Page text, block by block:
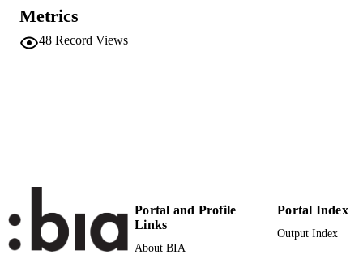
NUMBER OF
ACADEMIC
LANGUAGE
Metrics
48 Record Views
Portal and Profile
Links
About BIA
Portal Index
Output Index